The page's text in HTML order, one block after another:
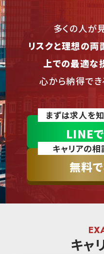
多くの人が
リスクと理想の両
上での最適な
心から納得でき
まずは求人を
LINE
キャリアの
無料
キャ